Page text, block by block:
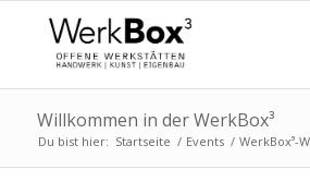
Willkommen in der WerkBox³
Du bist hier: Startseite / Events / WerkBox³-